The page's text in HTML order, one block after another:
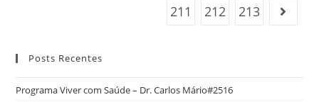
211
212 213
Posts Recentes
Programa Viver com Saúde – Dr. Carlos Mário#2516